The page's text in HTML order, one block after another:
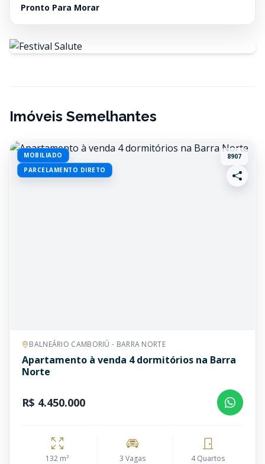
Pronto Para Morar
Imóveis Semelhantes
MOBILIADO
PARCELAMENTO DIRETO
8907
BALNEÁRIO CAMBORIÚ - BARRA NORTE
Apartamento à venda 4 dormitórios na Barra
Norte
R$ 4.450.000
132 m² 3 Vagas 4 Quartos